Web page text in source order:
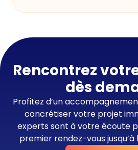
Rencontrez
dès
Profitez d’un
concrétiser votre projet
experts sont à votre écoute
premier rendez-vous jusqu’à